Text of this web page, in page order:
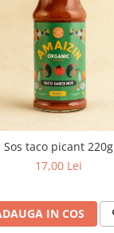
Sos taco picant 220g
17,00 Lei
IN COS